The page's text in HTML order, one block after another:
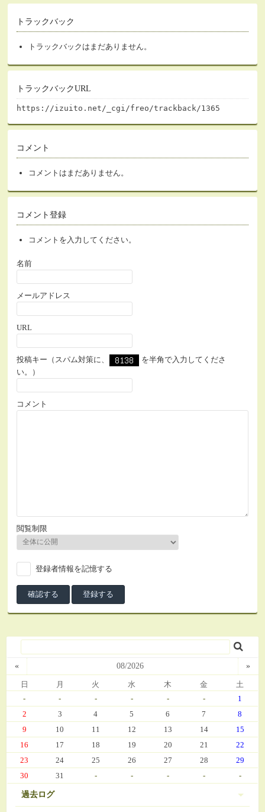
トラックバック
トラックバックはまだありません。
トラックバックURL
https://izuito.net/_cgi/freo/trackback/1365
コメント
コメントはまだありません。
コメント登録
コメントを入力してください。
名前
メールアドレス
URL
投稿キー（スパム対策に、
を半角で入力してくださ
い。）
コメント
閲覧制限
登録者情報を記憶する
« 08/2026 »
日 月 火 水 木 金 土
- - - - - -
1
2
3 4 5 6 7
8
9
10 11 12 13 14
15
16
17 18 19 20 21
22
23
24 25 26 27 28
29
30
31 - - - - -
過去ログ